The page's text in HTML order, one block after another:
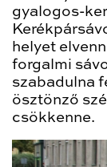
gyalogos-
helyet
forgalmi
szabadulna
ösztönző
csökkenne.